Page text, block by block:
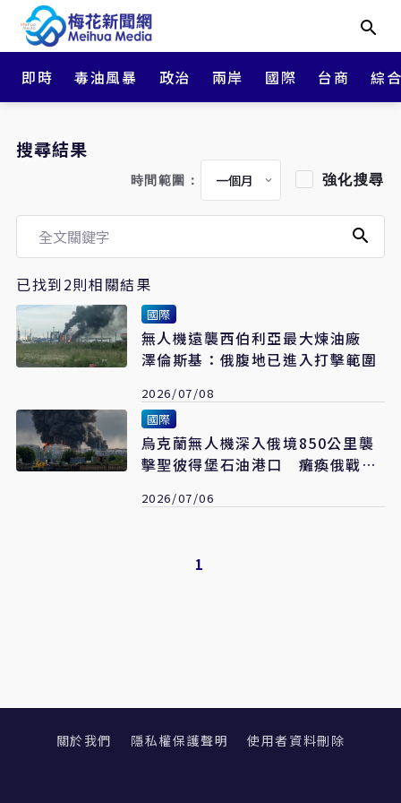
即時 毒油風暴 政治 兩岸 國際 台商 綜
搜尋結果
時間範圍： 強化搜尋
已找到2則相關結果
國際
無人機遠襲西伯利亞最大煉油廠
澤倫斯基：俄腹地已進入打擊範圍
2026/07/08
國際
烏克蘭無人機深入俄境850公里襲
擊聖彼得堡石油港口 癱瘓俄戰爭
2026/07/06
1
關於我們 隱私權保護聲明 使用者資料刪除